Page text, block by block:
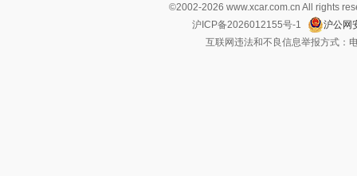
©2002-2026 www.xcar.com.cn All rights
沪ICP备2026012155号-1
沪公网
互联网违法和不良信息举报方式：